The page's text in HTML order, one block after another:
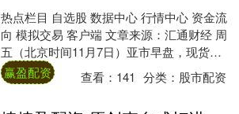
热点栏目 自选股 数据中心 行情中心 资金流
向 模拟交易 客户端 文章来源：汇通财经 周
五（北京时间11月7日）亚市早盘，现货黄
金交投于3984美元/盎司附近，....
赢盈配资 查看： 141 分类： 股市配资